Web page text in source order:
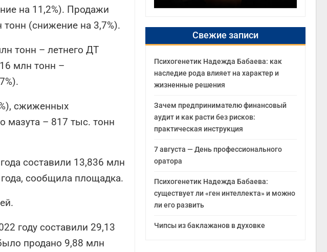
на 11,2%). Продажи
(снижение на 3,7%).
тонн – летнего ДТ
млн тонн –
сжиженных
мазута – 817 тыс. тонн
составили 13,836 млн
сообщила площадка.
году составили 29,13
продано 9,88 млн
Свежие записи
Психогенетик Надежда Бабаева: как
наследие рода влияет на характер и
жизненные решения
Зачем предпринимателю финансовый
аудит и как расти без рисков:
практическая инструкция
7 августа — День профессионального
оратора
Психогенетик Надежда Бабаева:
существует ли «ген интеллекта» и можно
ли его развить
Чипсы из баклажанов в духовке